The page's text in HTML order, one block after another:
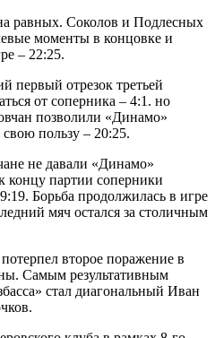
равных. Соколов и Подлесных
моменты в концовке и
– 22:25.
первый отрезок третьей
от соперника – 4:1. но
позволили «Динамо»
пользу – 20:25.
не давали «Динамо»
концу партии соперники
Борьба продолжилась в игре
мяч остался за столичным
второе поражение в
Самым результативным
стал диагональный Иван